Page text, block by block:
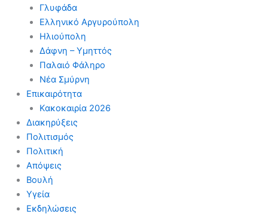
Γλυφάδα
Ελληνικό Αργυρούπολη
Ηλιούπολη
Δάφνη – Υμηττός
Παλαιό Φάληρο
Νέα Σμύρνη
Επικαιρότητα
Κακοκαιρία 2026
Διακηρύξεις
Πολιτισμός
Πολιτική
Απόψεις
Βουλή
Υγεία
Εκδηλώσεις